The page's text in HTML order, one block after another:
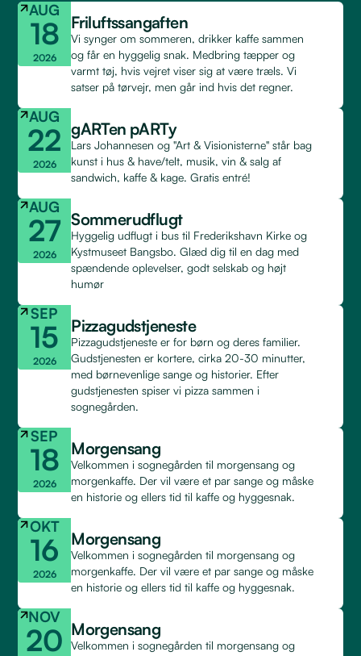
AUG
18
2026
Friluftssangaften
Vi synger om sommeren, drikker kaffe sammen
og får en hyggelig snak. Medbring tæpper og
varmt tøj, hvis vejret viser sig at være træls. Vi
satser på tørvejr, men går ind hvis det regner.
AUG
22
2026
gARTen pARTy
Lars Johannesen og "Art & Visionisterne" står bag
kunst i hus & have/telt, musik, vin & salg af
sandwich, kaffe & kage. Gratis entré!
AUG
27
2026
Sommerudflugt
Hyggelig udflugt i bus til Frederikshavn Kirke og
Kystmuseet Bangsbo. Glæd dig til en dag med
spændende oplevelser, godt selskab og højt
humør
SEP
15
2026
Pizzagudstjeneste
Pizzagudstjeneste er for børn og deres familier.
Gudstjenesten er kortere, cirka 20-30 minutter,
med børnevenlige sange og historier. Efter
gudstjenesten spiser vi pizza sammen i
sognegården.
SEP
18
2026
Morgensang
Velkommen i sognegården til morgensang og
morgenkaffe. Der vil være et par sange og måske
en historie og ellers tid til kaffe og hyggesnak.
OKT
16
2026
Morgensang
Velkommen i sognegården til morgensang og
morgenkaffe. Der vil være et par sange og måske
en historie og ellers tid til kaffe og hyggesnak.
NOV
20 Morgensang
Velkommen i sognegården til morgensang og